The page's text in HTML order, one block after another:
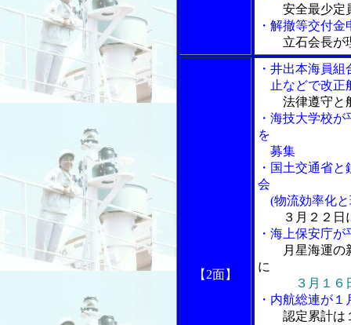
安全最少定
・解撤等交付
立石会長が
【2面】
・井出本海員
止などで改正
法律遵守と
・海技大学校
を
募集
・国土交通省
会
(物流効率化と
３月２２
・海上保安庁
月星海運の
に
３月１６
・内航総連が
認定累計は